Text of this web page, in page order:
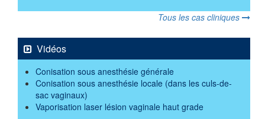
Tous les cas cliniques
Vidéos
Conisation sous anesthésie générale
Conisation sous anesthésie locale (dans les culs-de-
sac vaginaux)
Vaporisation laser lésion vaginale haut grade